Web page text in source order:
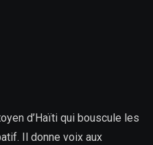
d’Haïti qui bouscule les
Il donne voix aux